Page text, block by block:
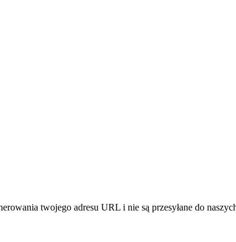
twojego adresu URL i nie są przesyłane do